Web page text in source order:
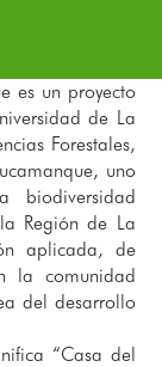
es un proyecto
de La
Forestales,
uno
Región de La
aplicada, de
la comunidad
del desarrollo
“Casa del